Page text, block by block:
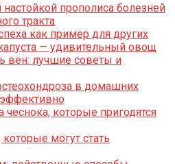
прополиса болезней
тракта
как пример для других
— удивительный овощ
вен: лучшие советы и
в домашних
которые пригодятся
могут стать